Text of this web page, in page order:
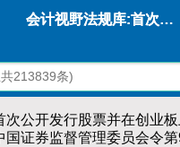
会计视野法规库:首次公开发行股票并在创业板上市管理办法
次公开发行股票并在创业
国证券监督管理委员会令